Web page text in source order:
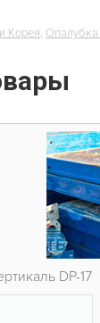
Корея, Опалубка
DP-17